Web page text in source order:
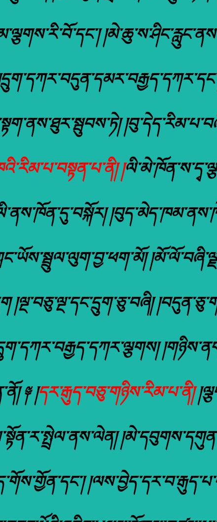
།
།ལྔ་བཅུ་ལྔ་དང་དྲུག་ཅུ་བཞི།
༈ །དར་རྒུད་བཅུ་གཉིས་རིམ་པ་ནི།